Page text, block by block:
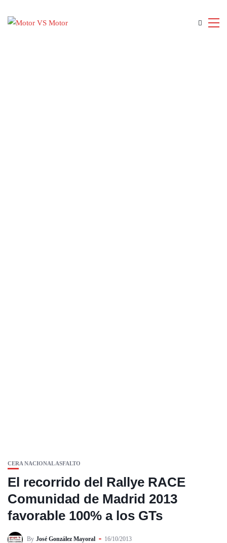
CERA NACIONAL ASFALTO
El recorrido del Rallye RACE
Comunidad de Madrid 2013
favorable 100% a los GTs
By José González Mayoral 16/10/2013